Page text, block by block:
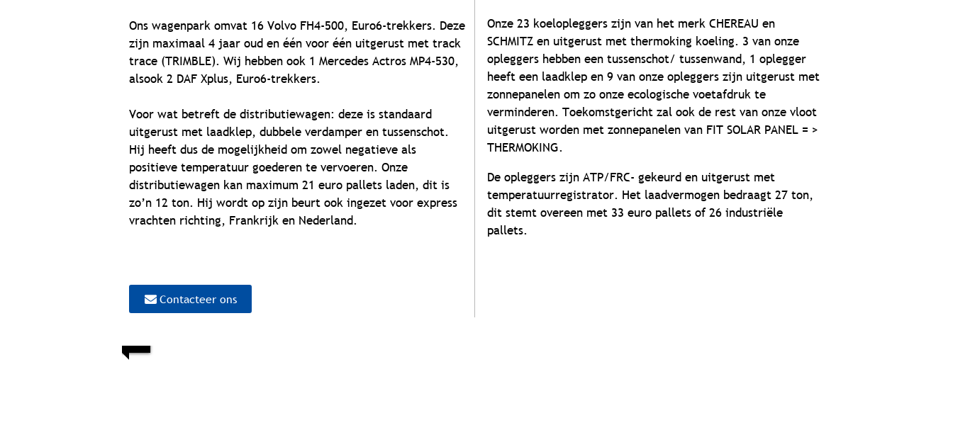
Ons wagenpark omvat 16 Volvo FH4-500, Euro6-trekkers. Deze
zijn maximaal 4 jaar oud en één voor één uitgerust met track
trace (TRIMBLE). Wij hebben ook 1 Mercedes Actros MP4-530,
alsook 2 DAF Xplus, Euro6-trekkers.
Voor wat betreft de distributiewagen: deze is standaard
uitgerust met laadklep, dubbele verdamper en tussenschot.
Hij heeft dus de mogelijkheid om zowel negatieve als
positieve temperatuur goederen te vervoeren. Onze
distributiewagen kan maximum 21 euro pallets laden, dit is
zo’n 12 ton. Hij wordt op zijn beurt ook ingezet voor express
vrachten richting, Frankrijk en Nederland.
Contacteer ons
Onze 23 koelopleggers zijn van het merk CHEREAU en
SCHMITZ en uitgerust met thermoking koeling. 3 van onze
opleggers hebben een tussenschot/ tussenwand, 1 oplegger
heeft een laadklep en 9 van onze opleggers zijn uitgerust met
zonnepanelen om zo onze ecologische voetafdruk te
verminderen. Toekomstgericht zal ook de rest van onze vloot
uitgerust worden met zonnepanelen van FIT SOLAR PANEL = >
THERMOKING.
De opleggers zijn ATP/FRC- gekeurd en uitgerust met
temperatuurregistrator. Het laadvermogen bedraagt 27 ton,
dit stemt overeen met 33 euro pallets of 26 industriële
pallets.